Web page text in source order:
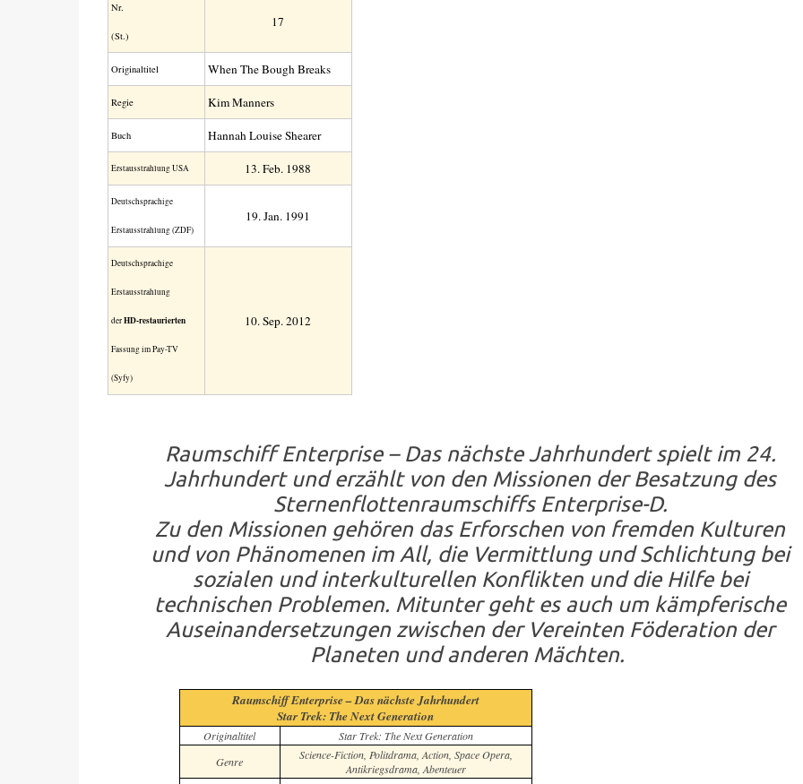
Nr.
(St.)
17
Original­titel When The Bough Breaks
Regie Kim Manners
Buch Hannah Louise Shearer
Erstaus­strahlung USA 13. Feb. 1988
Deutsch­sprachige
Erstaus­strahlung (ZDF)
19. Jan. 1991
Deutschsprachige
Erstausstrahlung
derHD-restaurierten
Fassung im Pay-TV
(Syfy)
10. Sep. 2012
Raumschiff Enterprise – Das nächste Jahrhundertspielt im 24.
Jahrhundert und erzählt von den Missionen der Besatzung des
Sternenflottenraumschiffs Enterprise-D.
Zu den Missionen gehören das Erforschen von fremden Kulturen
und von Phänomenen im All, die Vermittlung und Schlichtung bei
sozialen und interkulturellen Konflikten und die Hilfe bei
technischen Problemen. Mitunter geht es auch um kämpferische
Auseinandersetzungen zwischen der Vereinten Föderation der
Planeten und anderen Mächten.
Raumschiff Enterprise – Das nächste Jahrhundert
Star Trek: The Next Generation
Originaltitel
Star Trek: The Next Generation
Genre
Science-Fiction, Politdrama, Action, Space Opera,
Antikriegsdrama, Abenteuer